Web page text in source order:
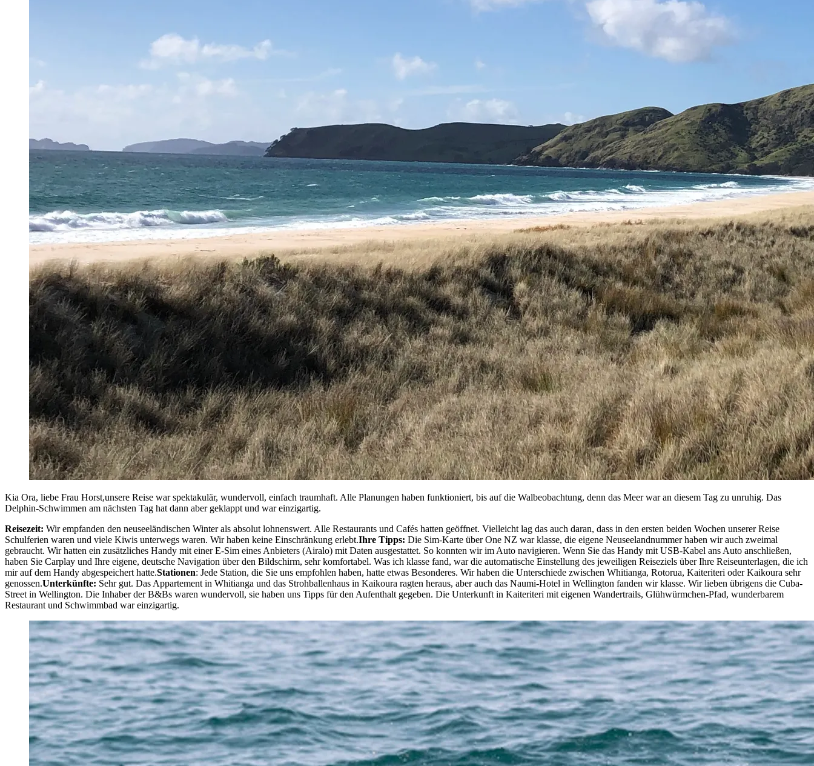
Kia Ora, liebe Frau Horst,unsere Reise war spektakulär, wundervoll, einfach traumhaft. Alle Planungen haben funktioniert, bis auf die Walbeobachtung, denn das Meer war an diesem Tag zu unruhig. Das
Delphin-Schwimmen am nächsten Tag hat dann aber geklappt und war einzigartig.
Reisezeit: Wir empfanden den neuseeländischen Winter als absolut lohnenswert. Alle Restaurants und Cafés hatten geöffnet. Vielleicht lag das auch daran, dass in den ersten beiden Wochen unserer Reise
Schulferien waren und viele Kiwis unterwegs waren. Wir haben keine Einschränkung erlebt.Ihre Tipps: Die Sim-Karte über One NZ war klasse, die eigene Neuseelandnummer haben wir auch zweimal
gebraucht. Wir hatten ein zusätzliches Handy mit einer E-Sim eines Anbieters (Airalo) mit Daten ausgestattet. So konnten wir im Auto navigieren. Wenn Sie das Handy mit USB-Kabel ans Auto anschließen,
haben Sie Carplay und Ihre eigene, deutsche Navigation über den Bildschirm, sehr komfortabel. Was ich klasse fand, war die automatische Einstellung des jeweiligen Reiseziels über Ihre Reiseunterlagen, die ich
mir auf dem Handy abgespeichert hatte.Stationen: Jede Station, die Sie uns empfohlen haben, hatte etwas Besonderes. Wir haben die Unterschiede zwischen Whitianga, Rotorua, Kaiteriteri oder Kaikoura sehr
genossen.Unterkünfte: Sehr gut. Das Appartement in Whitianga und das Strohballenhaus in Kaikoura ragten heraus, aber auch das Naumi-Hotel in Wellington fanden wir klasse. Wir lieben übrigens die Cuba-
Street in Wellington. Die Inhaber der B&Bs waren wundervoll, sie haben uns Tipps für den Aufenthalt gegeben. Die Unterkunft in Kaiteriteri mit eigenen Wandertrails, Glühwürmchen-Pfad, wunderbarem
Restaurant und Schwimmbad war einzigartig.